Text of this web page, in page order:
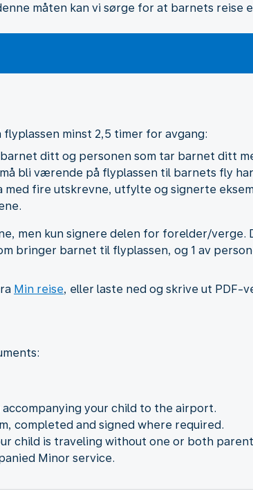
måten kan vi sørge for at barnets reise
minst 2,5 timer for avgang:
ditt og personen som tar barnet ditt
bli værende på flyplassen til barnets fly
med fire utskrevne, utfylte og signerte
men kun signere delen for forelder/verge.
bringer barnet til flyplassen, og 1 av
Min reise, eller laste ned og skrive ut PDF-
your child to the airport.
completed and signed where required.
child is traveling without one or both
Minor service.